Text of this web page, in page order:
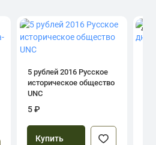
5 рублей 2016 Русское
историческое общество
UNC
5 ₽
Купить
4.0